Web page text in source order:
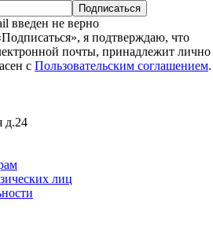
введен не верно
я подтверждаю, что
почты, принадлежит лично
с Пользовательским соглашением.
д.24
лиц